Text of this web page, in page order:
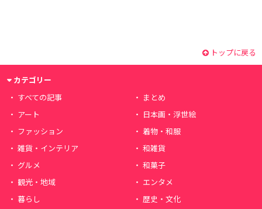
トップに戻る
カテゴリー
すべての記事
まとめ
アート
日本画・浮世絵
ファッション
着物・和服
雑貨・インテリア
和雑貨
グルメ
和菓子
観光・地域
エンタメ
暮らし
歴史・文化